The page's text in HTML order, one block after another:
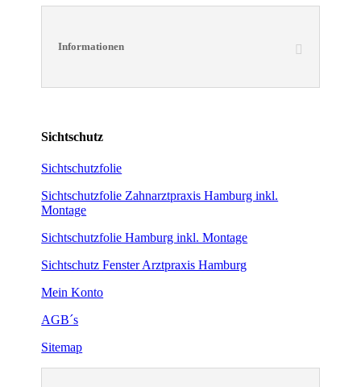
Informationen
Sichtschutz
Sichtschutzfolie
Sichtschutzfolie Zahnarztpraxis Hamburg inkl.
Montage
Sichtschutzfolie Hamburg inkl. Montage
Sichtschutz Fenster Arztpraxis Hamburg
Mein Konto
AGB´s
Sitemap